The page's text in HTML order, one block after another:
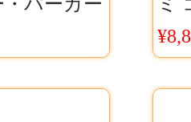
通
キ
ー